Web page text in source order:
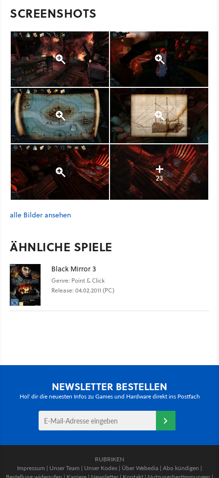
SCREENSHOTS
23
alle Bilder ansehen
ÄHNLICHE SPIELE
Black Mirror 3
Genre: Point & Click
Release: 04.02.2011 (PC)
NEWSLETTER BESTELLEN
Hol' dir die neuesten Infos zu Games und Hardware direkt ins Postfach
RUBRIKEN
Impressum | Unser Team | Unser Kodex | Über Webedia | Abo kündigen |